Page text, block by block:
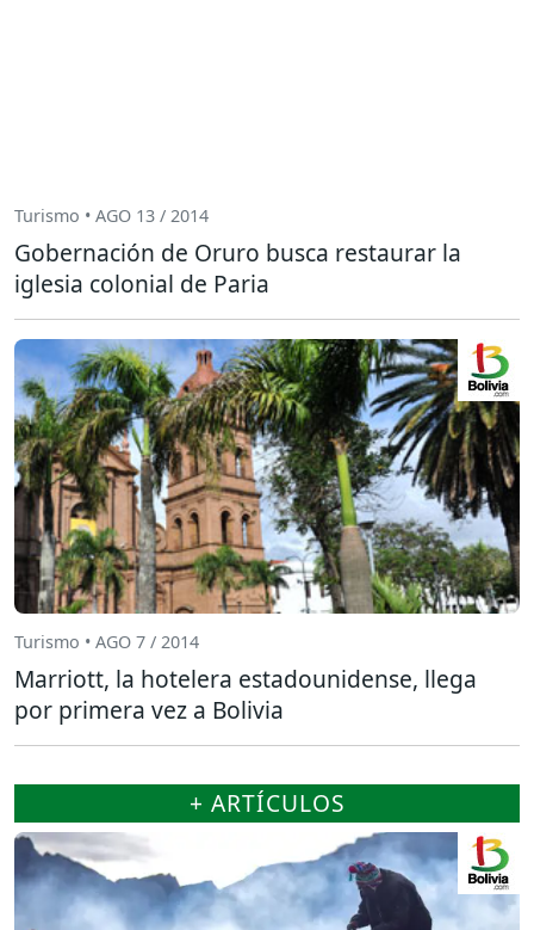
Turismo • AGO 13 / 2014
Gobernación de Oruro busca restaurar la
iglesia colonial de Paria
Turismo • AGO 7 / 2014
Marriott, la hotelera estadounidense, llega
por primera vez a Bolivia
+ ARTÍCULOS